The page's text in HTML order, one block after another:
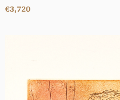
€3,720